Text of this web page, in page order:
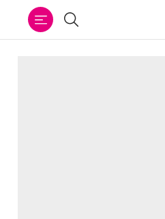
Cercar